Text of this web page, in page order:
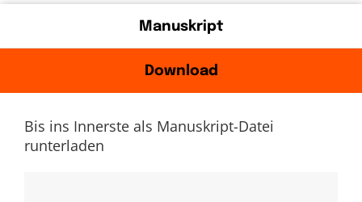
Manuskript
Download
Bis ins Innerste als Manuskript-Datei
runterladen